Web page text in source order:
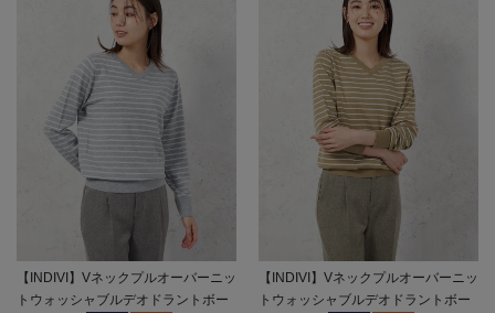
【INDIVI】Vネックプルオーバーニッ
トウォッシャブルデオドラントボー
【INDIVI】Vネックプルオーバーニッ
トウォッシャブルデオドラントボー